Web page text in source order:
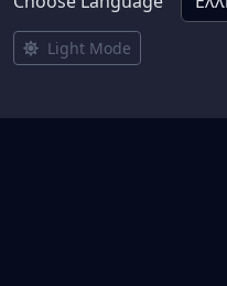
Light Mode